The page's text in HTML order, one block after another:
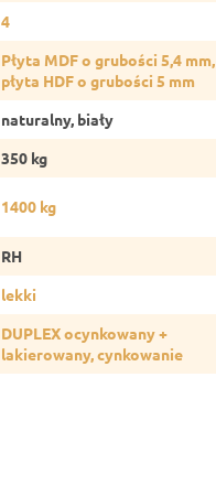
4
Płyta MDF o grubości 5,4 mm,
płyta HDF o grubości 5 mm
naturalny, biały
350 kg
1400 kg
RH
lekki
DUPLEX ocynkowany +
lakierowany, cynkowanie